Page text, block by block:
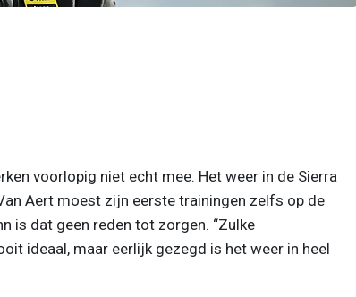
voorlopig niet echt mee. Het weer in de Sierra
Aert moest zijn eerste trainingen zelfs op de
is dat geen reden tot zorgen. “Zulke
ideaal, maar eerlijk gezegd is het weer in heel